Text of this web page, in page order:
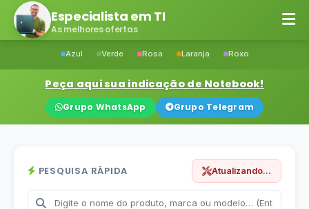
Especialista em TI
As melhores ofertas
Azul Verde Rosa Laranja Roxo
Peça aqui sua indicação de Notebook!
Grupo WhatsApp Grupo Telegram
PESQUISA RÁPIDA Atualizando...